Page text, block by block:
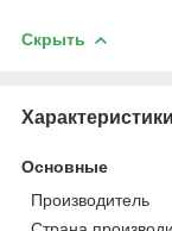
Скрыть
Характеристики
Основные
Производитель